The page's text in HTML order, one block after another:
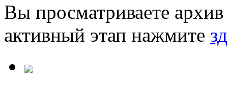
Вы просматриваете
активный этап нажмите